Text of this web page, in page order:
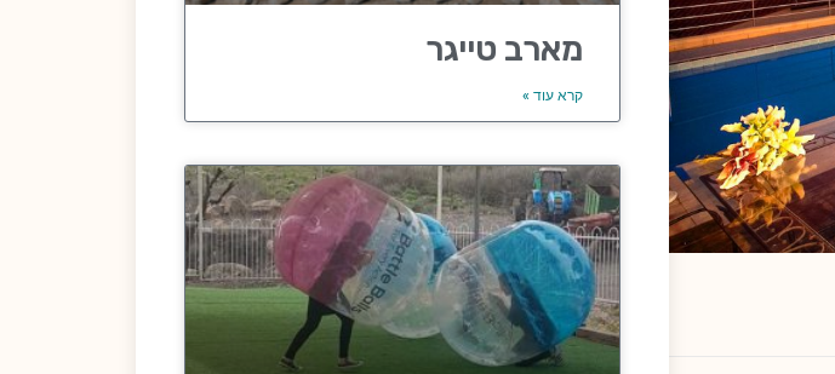
מארב טייגר
קרא עוד »